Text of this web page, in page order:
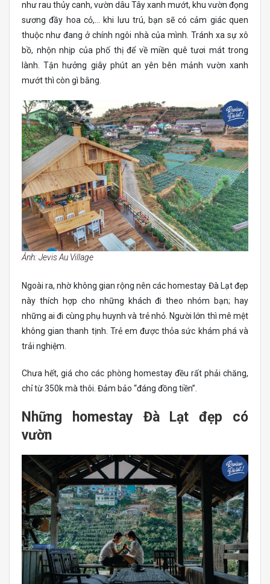
như rau thủy canh, vườn dâu Tây xanh mướt, khu vườn đọng
sương đầy hoa cỏ,… khi lưu trú, bạn sẽ có cảm giác quen
thuộc như đang ở chính ngôi nhà của mình. Tránh xa sự xô
bồ, nhộn nhịp của phố thị để về miền quê tươi mát trong
lành. Tận hưởng giây phút an yên bên mảnh vườn xanh
mướt thì còn gì bằng.
Ảnh: Jevis Au Village
Ngoài ra, nhờ không gian rộng nên các homestay Đà Lạt đẹp
này thích hợp cho những khách đi theo nhóm bạn; hay
những ai đi cùng phụ huynh và trẻ nhỏ. Người lớn thì mê mệt
không gian thanh tịnh. Trẻ em được thỏa sức khám phá và
trải nghiệm.
Chưa hết, giá cho các phòng homestay đều rất phải chăng,
chỉ từ 350k mà thôi. Đảm bảo “đáng đồng tiền”.
Những homestay Đà Lạt đẹp có
vườn